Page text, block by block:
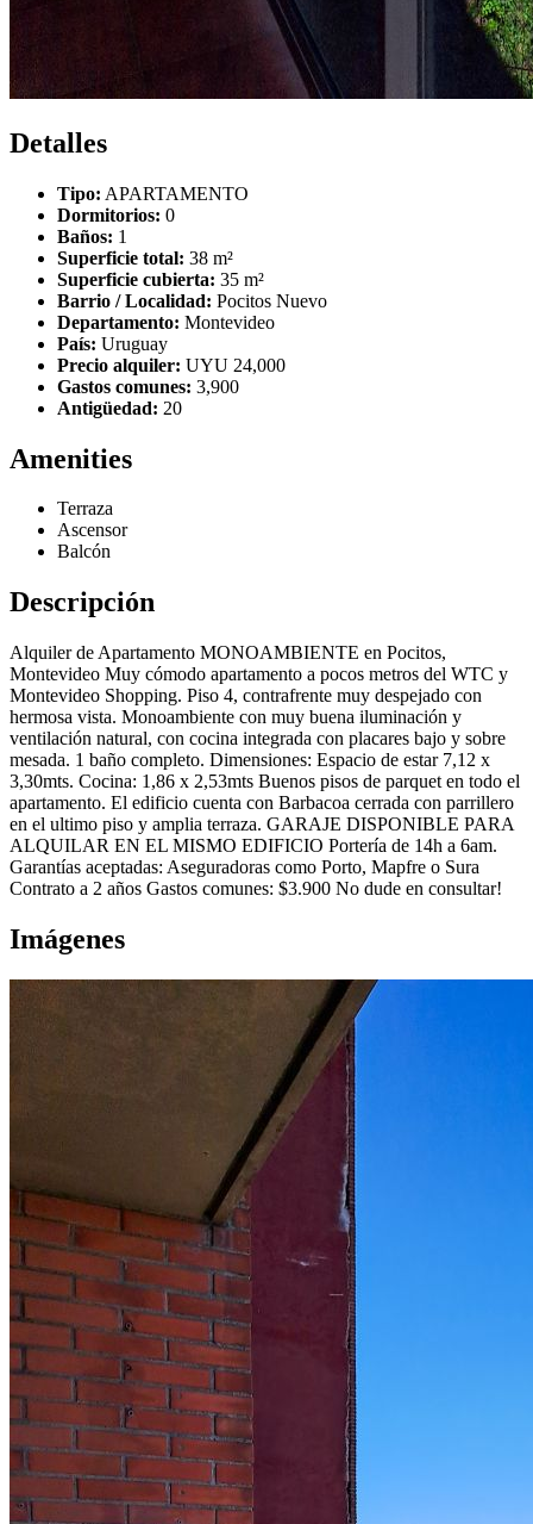
Detalles
Tipo: APARTAMENTO
Dormitorios: 0
Baños: 1
Superficie total: 38 m²
Superficie cubierta: 35 m²
Barrio / Localidad: Pocitos Nuevo
Departamento: Montevideo
País: Uruguay
Precio alquiler: UYU 24,000
Gastos comunes: 3,900
Antigüedad: 20
Amenities
Terraza
Ascensor
Balcón
Descripción
Alquiler de Apartamento MONOAMBIENTE en Pocitos,
Montevideo Muy cómodo apartamento a pocos metros del WTC y
Montevideo Shopping. Piso 4, contrafrente muy despejado con
hermosa vista. Monoambiente con muy buena iluminación y
ventilación natural, con cocina integrada con placares bajo y sobre
mesada. 1 baño completo. Dimensiones: Espacio de estar 7,12 x
3,30mts. Cocina: 1,86 x 2,53mts Buenos pisos de parquet en todo el
apartamento. El edificio cuenta con Barbacoa cerrada con parrillero
en el ultimo piso y amplia terraza. GARAJE DISPONIBLE PARA
ALQUILAR EN EL MISMO EDIFICIO Portería de 14h a 6am.
Garantías aceptadas: Aseguradoras como Porto, Mapfre o Sura
Contrato a 2 años Gastos comunes: $3.900 No dude en consultar!
Imágenes